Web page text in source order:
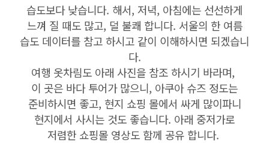
습도보다 낮습니다. 해서, 저녁, 아침에는 선선하게
느껴 질 때도 많고, 덜 불쾌 합니다. 서울의 한 여름
습도 데이터를 참고 하시고 같이 이해하시면 되겠습니
다.
여행 옷차림도 아래 사진을 참조 하시기 바라며,
이 곳은 바다 투어가 많으니, 아쿠아 슈즈 정도는
준비하시면 좋고, 현지 쇼핑 몰에서 싸게 많이파니
현지에서 사시는 것도 좋습니다. 아래 중저가로
저렴한 쇼핑몰 영상도 함께 공유 합니다.